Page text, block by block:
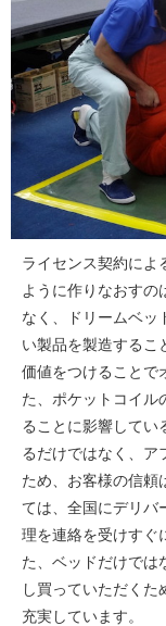
ライセンス契約によ
ように作りなおすの
なく、ドリームベッ
い製品を製造するこ
価値をつけることで
た、ポケットコイル
ることに影響してい
るだけではなく、ア
ため、お客様の信頼
ては、全国にデリバ
理を連絡を受けすぐ
た、ベッドだけでは
し買っていただくた
充実しています。